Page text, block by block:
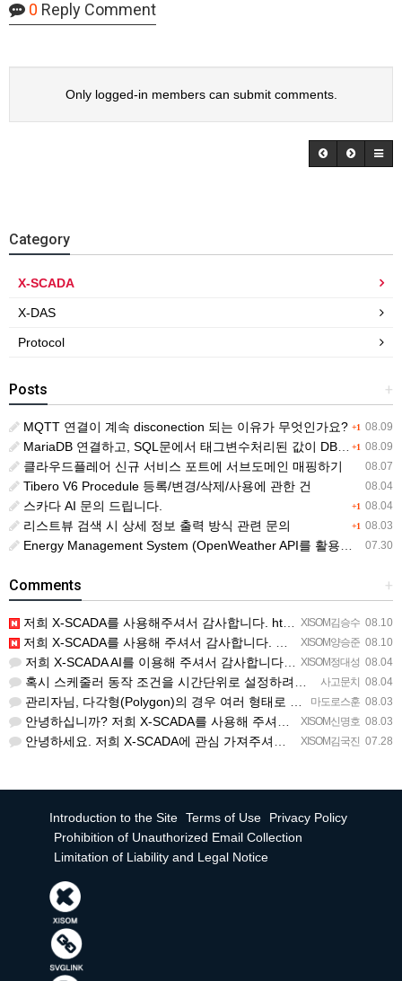
0 Reply Comment
Only logged-in members can submit comments.
Category
X-SCADA
X-DAS
Protocol
+
Posts
+1 08.09
MQTT 연결이 계속 disconection 되는 이유가 무엇인가요?
+1 08.09
MariaDB 연결하고, SQL문에서 태그변수처리된 값이 DB 레코드에 NULL 로 삽입됨
08.07
클라우드플레어 신규 서비스 포트에 서브도메인 매핑하기
08.04
Tibero V6 Procedule 등록/변경/삭제/사용에 관한 건
+1 08.04
스카다 AI 문의 드립니다.
+1 08.03
리스트뷰 검색 시 상세 정보 출력 방식 관련 문의
07.30
Energy Management System (OpenWeather API를 활용한 날씨 정보 조회)
+
Comments
XISOM김승수 08.10
저희 X-SCADA를 사용해주셔서 감사합니다. https://forum.xisom.com/ko-kr/bbs/…
XISOM양승준 08.10
저희 X-SCADA를 사용해 주셔서 감사합니다. 문의하신 내용에 대하여 다음과 같이 안내드립니다. Q. 문의…
XISOM정대성 08.04
저희 X-SCADA AI를 이용해 주셔서 감사합니다. 문의 사항에 대하여 답변드리겠습니다. 문의하신 내용을 …
사고문치 08.04
혹시 스케줄러 동작 조건을 시간단위로 설정하려면 일단위를 여러개 설정하는거 말고 방법이 있을까요?
마도로스훈 08.03
관리자님, 다각형(Polygon)의 경우 여러 형태로 도형을 그려서 첫 점과 끝 점을 이었음에도 불구하고 완…
XISOM신명호 08.03
안녕하십니까? 저희 X-SCADA를 사용해 주셔서 감사합니다. 문의하신 리스트뷰의 열 구성 변경 기능에 대해…
XISOM김국진 07.28
안녕하세요. 저희 X-SCADA에 관심 가져주셔서 감사합니다. 자이솜 웹사이트의 X-SCADA AI 소개 페…
Introduction to the Site Terms of Use
Privacy Policy
Prohibition of Unauthorized Email Collection
Limitation of Liability and Legal Notice